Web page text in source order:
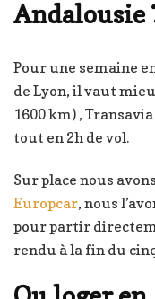
Andalousie
Pour une semaine
de Lyon, il vaut
1600 km) ,
tout en 2h de vol.
Sur place nous
Europcar, nous
pour partir
rendu à la fin du